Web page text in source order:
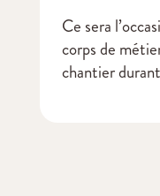
Ce sera
corps de
chantier